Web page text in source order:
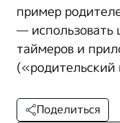
пример
—
таймеров и
Поделиться